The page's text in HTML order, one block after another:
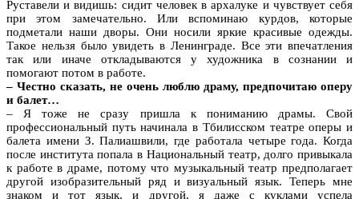
Руставели и видишь: сидит человек в архалуке и чувствует себя
при этом замечательно. Или вспоминаю курдов, которые
подметали наши дворы. Они носили яркие красивые одежды.
Такое нельзя было увидеть в Ленинграде. Все эти впечатления
так или иначе откладываются у художника в сознании и
помогают потом в работе.
– Честно сказать, не очень люблю драму, предпочитаю оперу
и балет…
– Я тоже не сразу пришла к пониманию драмы. Свой
профессиональный путь начинала в Тбилисском театре оперы и
балета имени З. Палиашвили, где работала четыре года. Когда
после института попала в Национальный театр, долго привыкала
к работе в драме, потому что музыкальный театр предполагает
другой изобразительный ряд и визуальный язык. Теперь мне
знаком и тот язык, и другой, я даже с куклами успела